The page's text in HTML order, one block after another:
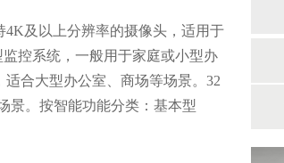
及以上分辨率的摄像头，适用于
控系统，一般用于家庭或小型办
合大型办公室、商场等场景。32
景。按智能功能分类：基本型